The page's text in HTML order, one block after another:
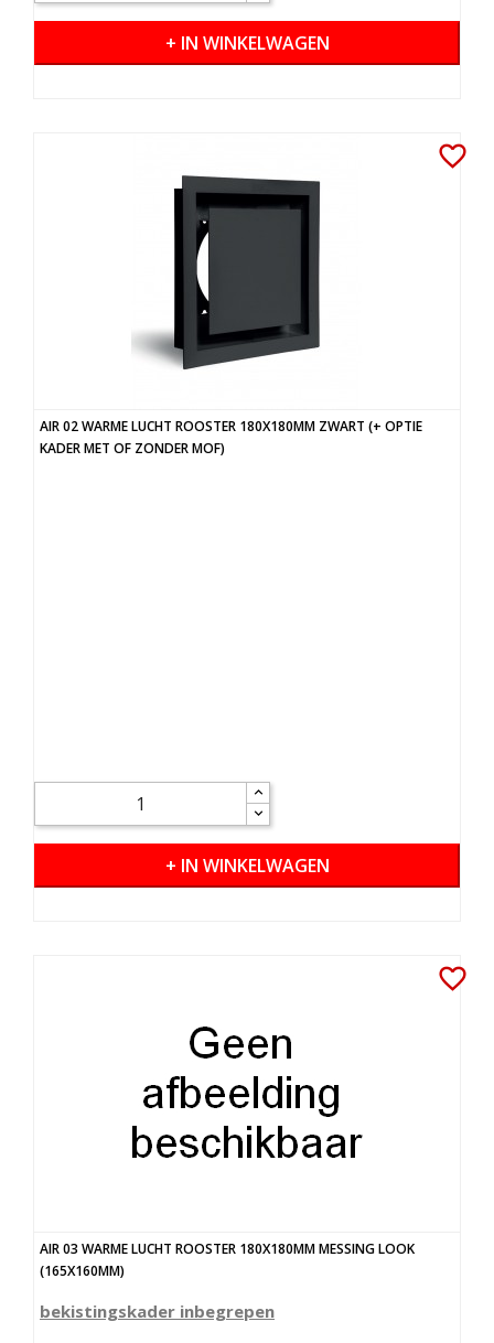
+ IN WINKELWAGEN
favorite_border
AIR 02 WARME LUCHT ROOSTER 180X180MM ZWART (+ OPTIE
KADER MET OF ZONDER MOF)
+ IN WINKELWAGEN
favorite_border
AIR 03 WARME LUCHT ROOSTER 180X180MM MESSING LOOK
(165X160MM)
bekistingskader inbegrepen